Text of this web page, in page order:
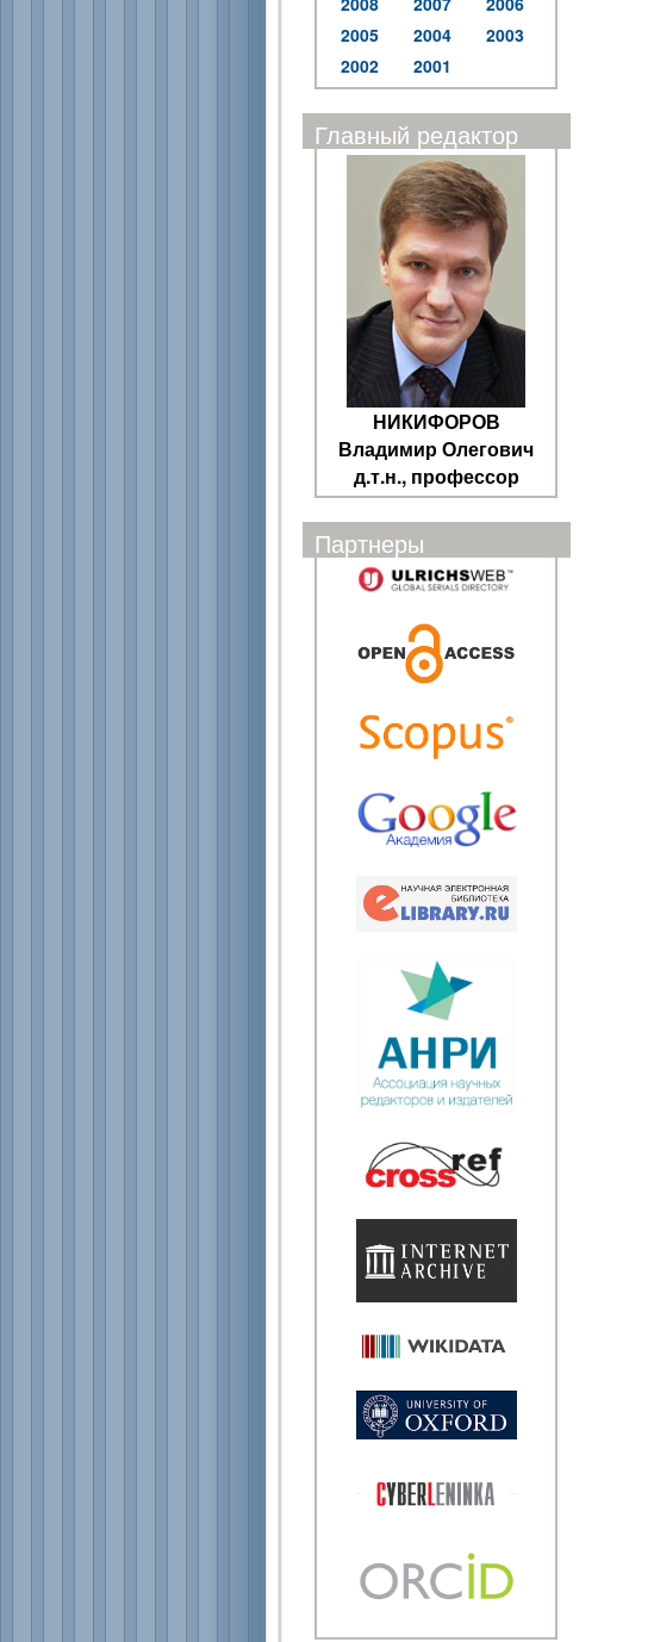
2005
2004
2003
2002
2001
Главный редактор
НИКИФОРОВ
Владимир Олегович
д.т.н., профессор
Партнеры